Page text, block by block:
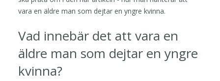
vara en äldre man som dejtar en yngre kvinna.
Vad innebär det att vara en
äldre man som dejtar en yngre
kvinna?